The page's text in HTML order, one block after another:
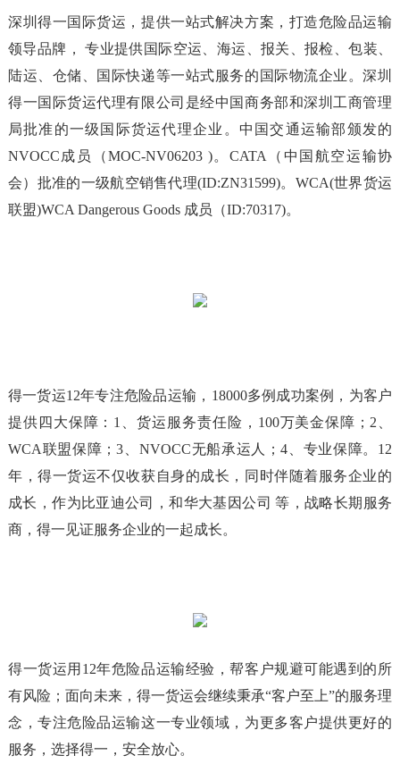
深圳得一国际货运，提供一站式解决方案，打造危险品运输
领导品牌， 专业提供国际空运、海运、报关、报检、包装、
陆运、仓储、国际快递等一站式服务的国际物流企业。深圳
得一国际货运代理有限公司是经中国商务部和深圳工商管理
局批准的一级国际货运代理企业。中国交通运输部颁发的
NVOCC成员（MOC-NV06203 )。CATA（中国航空运输协
会）批准的一级航空销售代理(ID:ZN31599)。WCA(世界货运
联盟)WCA Dangerous Goods 成员（ID:70317)。
得一货运12年专注危险品运输，18000多例成功案例，为客户
提供四大保障：1、货运服务责任险，100万美金保障；2、
WCA联盟保障；3、NVOCC无船承运人；4、专业保障。12
年，得一货运不仅收获自身的成长，同时伴随着服务企业的
成长，作为比亚迪公司，和华大基因公司 等，战略长期服务
商，得一见证服务企业的一起成长。
得一货运用12年危险品运输经验，帮客户规避可能遇到的所
有风险；面向未来，得一货运会继续秉承“客户至上”的服务理
念，专注危险品运输这一专业领域，为更多客户提供更好的
服务，选择得一，安全放心。